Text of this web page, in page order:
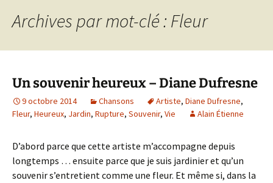
Archives par mot-clé : Fleur
Un souvenir heureux – Diane Dufresne
9 octobre 2014 Chansons Artiste, Diane Dufresne,
Fleur, Heureux, Jardin, Rupture, Souvenir, Vie Alain Étienne
D’abord parce que cette artiste m’accompagne depuis
longtemps … ensuite parce que je suis jardinier et qu’un
souvenir s’entretient comme une fleur. Et même si, dans la